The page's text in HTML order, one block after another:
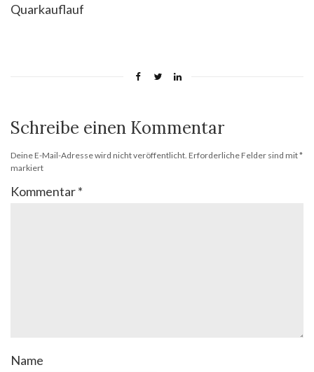
Quarkauflauf
Schreibe einen Kommentar
Deine E-Mail-Adresse wird nicht veröffentlicht. Erforderliche Felder sind mit*
markiert
Kommentar*
Name